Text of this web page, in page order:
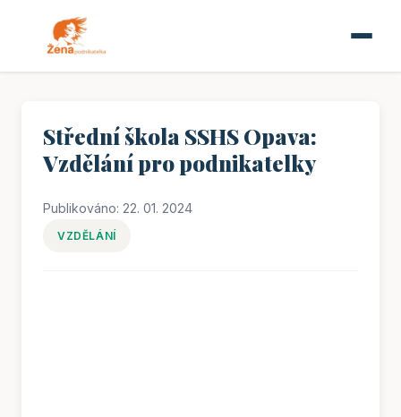
Střední škola SSHS Opava:
Vzdělání pro podnikatelky
Publikováno: 22. 01. 2024
VZDĚLÁNÍ